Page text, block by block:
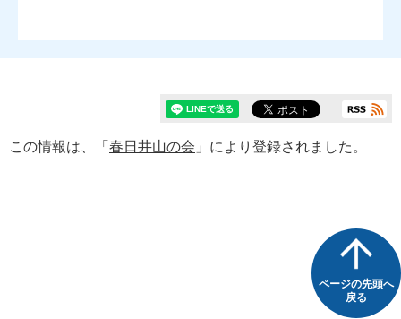
この情報は、「 春日井山の会 」により登録されました。
ページの先頭へ
戻る